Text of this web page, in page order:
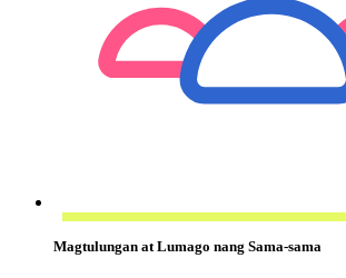
Magtulungan at Lumago nang Sama-sama